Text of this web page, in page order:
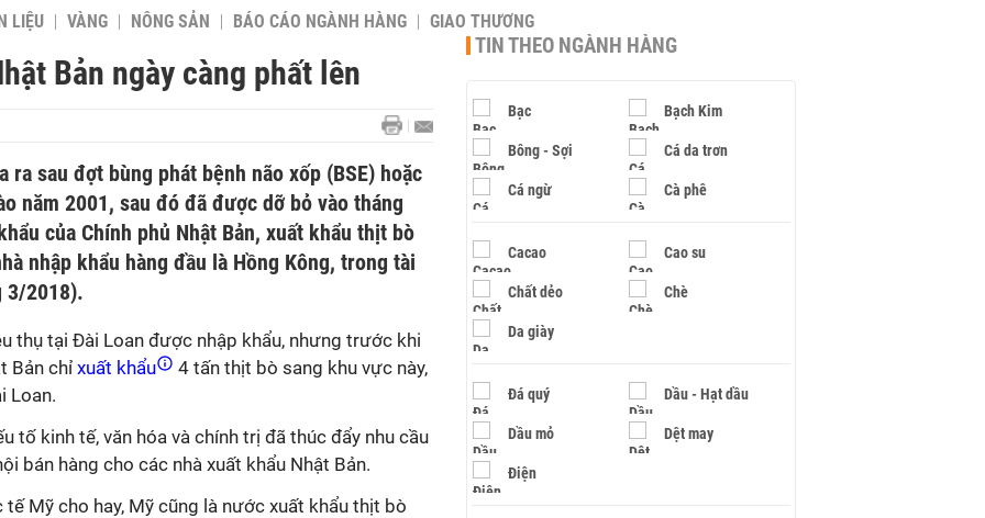
LIỆU VÀNG NÔNG SẢN BÁO CÁO NGÀNH HÀNG GIAO THƯƠNG
Bản ngày càng phất lên
ra sau đợt bùng phát bệnh não xốp (BSE) hoặc
năm 2001, sau đó đã được dỡ bỏ vào tháng
của Chính phủ Nhật Bản, xuất khẩu thịt bò
nhập khẩu hàng đầu là Hồng Kông, trong tài
3/2018).
thụ tại Đài Loan được nhập khẩu, nhưng trước khi
Bản chỉxuất khẩu
4 tấn thịt bò sang khu vực này,
Loan.
tố kinh tế, văn hóa và chính trị đã thúc đẩy nhu cầu
bán hàng cho các nhà xuất khẩu Nhật Bản.
Mỹ cho hay, Mỹ cũng là nước xuất khẩu thịt bò
TIN THEO NGÀNH HÀNG
Bạc Bạch Kim
Bông - Sợi Cá da trơn
Cá ngừ Cà phê
Cacao Cao su
Chất dẻo Chè
Da giày
Đá quý Dầu - Hạt dầu
Dầu mỏ Dệt may
Điện